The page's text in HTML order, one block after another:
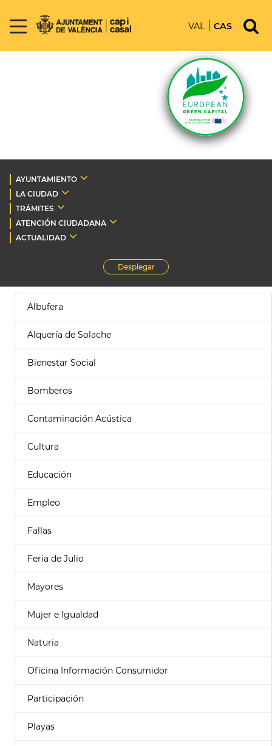
VAL CAS
AYUNTAMIENTO
LA CIUDAD
TRÁMITES
ATENCIÓN CIUDADANA
ACTUALIDAD
Desplegar
Albufera
Alquería de Solache
Bienestar Social
Bomberos
Contaminación Acústica
Cultura
Educación
Empleo
Fallas
Feria de Julio
Mayores
Mujer e Igualdad
Naturia
Oficina Información Consumidor
Participación
Playas